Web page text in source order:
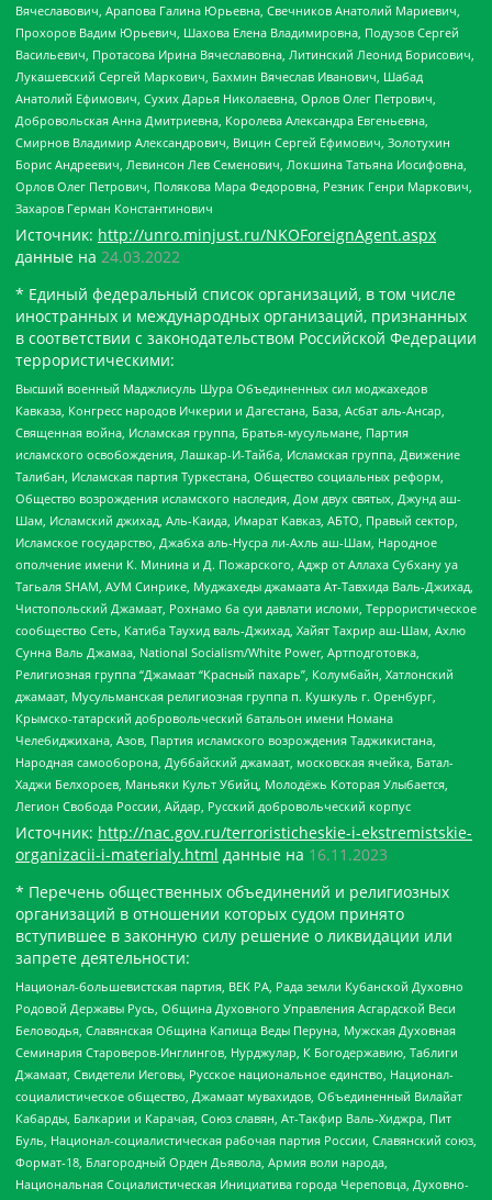
Вячеславович, Арапова Галина Юрьевна, Свечников Анатолий Мариевич,
Прохоров Вадим Юрьевич, Шахова Елена Владимировна, Подузов Сергей
Васильевич, Протасова Ирина Вячеславовна, Литинский Леонид Борисович,
Лукашевский Сергей Маркович, Бахмин Вячеслав Иванович, Шабад
Анатолий Ефимович, Сухих Дарья Николаевна, Орлов Олег Петрович,
Добровольская Анна Дмитриевна, Королева Александра Евгеньевна,
Смирнов Владимир Александрович, Вицин Сергей Ефимович, Золотухин
Борис Андреевич, Левинсон Лев Семенович, Локшина Татьяна Иосифовна,
Орлов Олег Петрович, Полякова Мара Федоровна, Резник Генри Маркович,
Захаров Герман Константинович
Источник: http://unro.minjust.ru/NKOForeignAgent.aspx
данные на 24.03.2022
* Единый федеральный список организаций, в том числе
иностранных и международных организаций, признанных
в соответствии с законодательством Российской Федерации
террористическими:
Высший военный Маджлисуль Шура Объединенных сил моджахедов
Кавказа, Конгресс народов Ичкерии и Дагестана, База, Асбат аль-Ансар,
Священная война, Исламская группа, Братья-мусульмане, Партия
исламского освобождения, Лашкар-И-Тайба, Исламская группа, Движение
Талибан, Исламская партия Туркестана, Общество социальных реформ,
Общество возрождения исламского наследия, Дом двух святых, Джунд аш-
Шам, Исламский джихад, Аль-Каида, Имарат Кавказ, АБТО, Правый сектор,
Исламское государство, Джабха аль-Нусра ли-Ахль аш-Шам, Народное
ополчение имени К. Минина и Д. Пожарского, Аджр от Аллаха Субхану уа
Тагьаля SHAM, АУМ Синрике, Муджахеды джамаата Ат-Тавхида Валь-Джихад,
Чистопольский Джамаат, Рохнамо ба суи давлати исломи, Террористическое
сообщество Сеть, Катиба Таухид валь-Джихад, Хайят Тахрир аш-Шам, Ахлю
Сунна Валь Джамаа, National Socialism/White Power, Артподготовка,
Религиозная группа “Джамаат “Красный пахарь”, Колумбайн, Хатлонский
джамаат, Мусульманская религиозная группа п. Кушкуль г. Оренбург,
Крымско-татарский добровольческий батальон имени Номана
Челебиджихана, Азов, Партия исламского возрождения Таджикистана,
Народная самооборона, Дуббайский джамаат, московская ячейка, Батал-
Хаджи Белхороев, Маньяки Культ Убийц, Молодёжь Которая Улыбается,
Легион Свобода России, Айдар, Русский добровольческий корпус
Источник: http://nac.gov.ru/terroristicheskie-i-ekstremistskie-
organizacii-i-materialy.html данные на 16.11.2023
* Перечень общественных объединений и религиозных
организаций в отношении которых судом принято
вступившее в законную силу решение о ликвидации или
запрете деятельности:
Национал-большевистская партия, ВЕК РА, Рада земли Кубанской Духовно
Родовой Державы Русь, Община Духовного Управления Асгардской Веси
Беловодья, Славянская Община Капища Веды Перуна, Мужская Духовная
Семинария Староверов-Инглингов, Нурджулар, К Богодержавию, Таблиги
Джамаат, Свидетели Иеговы, Русское национальное единство, Национал-
социалистическое общество, Джамаат мувахидов, Объединенный Вилайат
Кабарды, Балкарии и Карачая, Союз славян, Ат-Такфир Валь-Хиджра, Пит
Буль, Национал-социалистическая рабочая партия России, Славянский союз,
Формат-18, Благородный Орден Дьявола, Армия воли народа,
Национальная Социалистическая Инициатива города Череповца, Духовно-